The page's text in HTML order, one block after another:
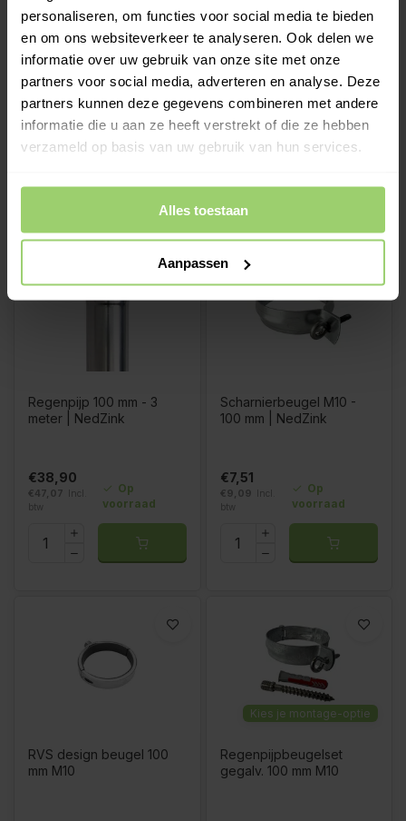
personaliseren, om functies voor social media te bieden
en om ons websiteverkeer te analyseren. Ook delen we
informatie over uw gebruik van onze site met onze
partners voor social media, adverteren en analyse. Deze
partners kunnen deze gegevens combineren met andere
informatie die u aan ze heeft verstrekt of die ze hebben
verzameld op basis van uw gebruik van hun services.
Alles toestaan
Aanpassen
meter | NedZink
€15,56
Incl.
btw
voorraad
Regenpijp 100 mm - 2
meter | NedZink
€28,29
€34,23
Incl.
btw
voorraad
Regenpijp 100 mm - 3
meter | NedZink
€38,90
€47,07
Incl.
btw
Op
voorraad
Scharnierbeugel M10 -
100 mm | NedZink
€7,51
€9,09
Incl.
btw
Op
voorraad
RVS design beugel 100
mm M10
Kies je montage-optie
Regenpijpbeugelset
gegalv. 100 mm M10